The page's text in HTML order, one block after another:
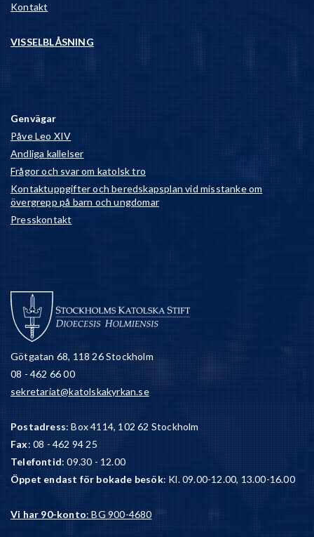
Kontakt
VISSELBLÅSNING
Genvägar
Påve Leo XIV
Andliga kallelser
Frågor och svar om katolsk tro
Kontaktuppgifter och beredskapsplan vid misstanke om
övergrepp på barn och ungdomar
Presskontakt
Götgatan 68, 118 26 Stockholm
08 - 462 66 00
sekretariat@katolskakyrkan.se
Postadress: Box 4114, 102 62 Stockholm
Fax: 08 - 462 94 25
Telefontid: 09.30 - 12.00
Öppet endast för bokade besök: Kl. 09.00-12.00, 13.00-16.00
Vi har 90-konto: BG 900-4680